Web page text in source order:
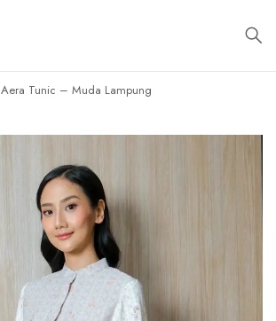
Aera Tunic – Muda Lampung